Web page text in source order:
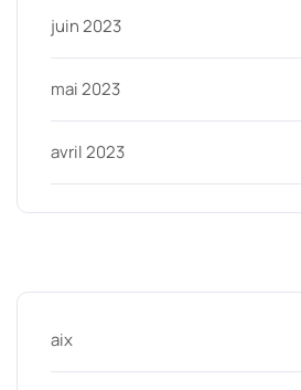
juin 2023
mai 2023
avril 2023
aix